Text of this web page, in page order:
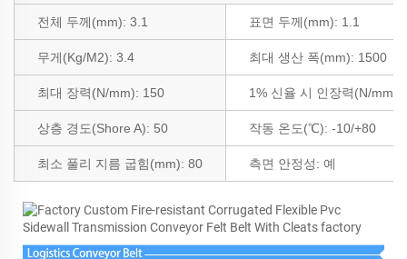
전체 두께(mm): 3.1 표면 두께(mm): 1.1
무게(Kg/M2): 3.4 최대 생산 폭(mm): 1500
최대 장력(N/mm): 150 1% 신율 시 인장력(N/mm):
상층 경도(Shore A): 50 작동 온도(℃): -10/+80
최소 풀리 지름 굽힘(mm): 80 측면 안정성: 예